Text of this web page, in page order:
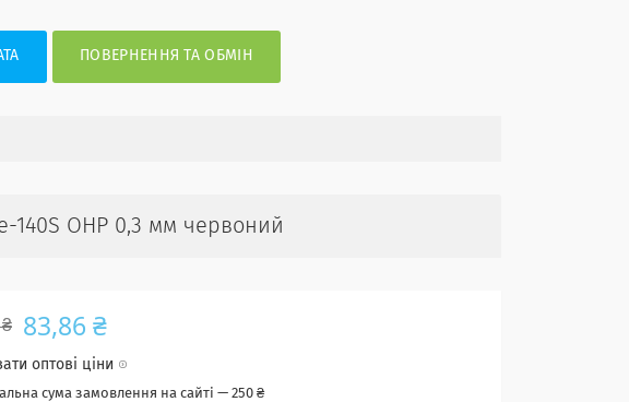
ПОВЕРНЕННЯ ТА ОБМІН
OHP 0,3 мм червоний
₴ 83,86 ₴
оптові ціни
сума замовлення на сайті — 250 ₴